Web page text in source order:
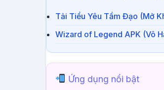
Tải Tiểu Yêu Tầm Đạo (Mở
Wizard of Legend APK (Vô
Ứng dụng nổi bật